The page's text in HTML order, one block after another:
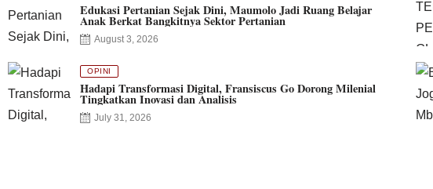
Edukasi Pertanian Sejak Dini, Maumolo Jadi Ruang Belajar
Anak Berkat Bangkitnya Sektor Pertanian
August 3, 2026
OPINI
Hadapi Transformasi Digital, Fransiscus Go Dorong Milenial
Tingkatkan Inovasi dan Analisis
July 31, 2026